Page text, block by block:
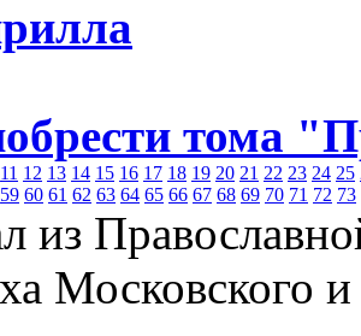
тома
11 12 13 14 15 16 17 18 19 20 21 22 23 24 25
59 60 61 62 63 64 65 66 67 68 69 70 71 72 73
из
Московского